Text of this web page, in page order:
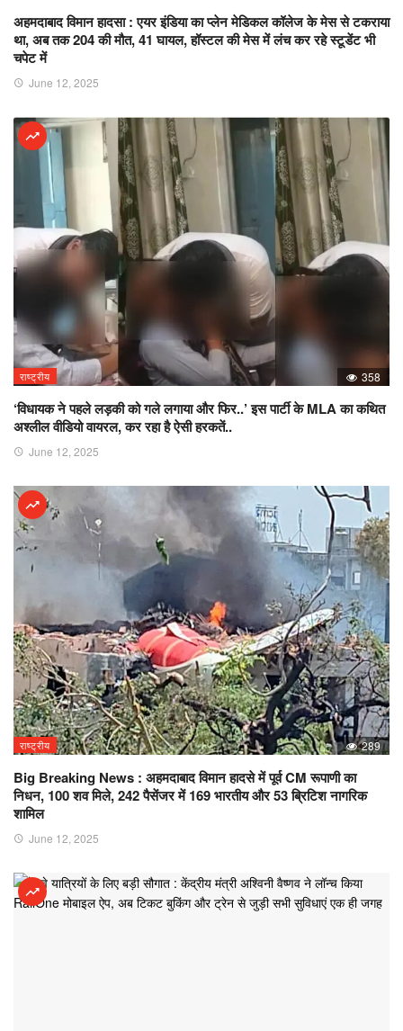
अहमदाबाद विमान हादसा : एयर इंडिया का प्लेन मेडिकल कॉलेज के मेस से टकराया
था, अब तक 204 की मौत, 41 घायल, हॉस्टल की मेस में लंच कर रहे स्टूडेंट भी
चपेट में
June 12, 2025
राष्ट्रीय 358
‘विधायक ने पहले लड़की को गले लगाया और फिर..’ इस पार्टी के MLA का कथित
अश्लील वीडियो वायरल, कर रहा है ऐसी हरकतें..
June 12, 2025
राष्ट्रीय 289
Big Breaking News : अहमदाबाद विमान हादसे में पूर्व CM रूपाणी का
निधन, 100 शव मिले, 242 पैसेंजर में 169 भारतीय और 53 ब्रिटिश नागरिक
शामिल
June 12, 2025